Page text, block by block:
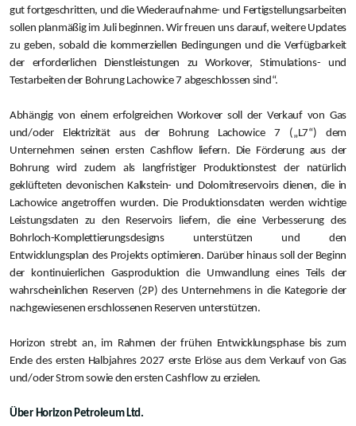
gut fortgeschritten, und die Wiederaufnahme- und Fertigstellungsarbeiten
sollen planmäßig im Juli beginnen. Wir freuen uns darauf, weitere Updates
zu geben, sobald die kommerziellen Bedingungen und die Verfügbarkeit
der erforderlichen Dienstleistungen zu Workover, Stimulations- und
Testarbeiten der Bohrung Lachowice 7 abgeschlossen sind“.
Abhängig von einem erfolgreichen Workover soll der Verkauf von Gas
und/oder Elektrizität aus der Bohrung Lachowice 7 („L7“) dem
Unternehmen seinen ersten Cashflow liefern. Die Förderung aus der
Bohrung wird zudem als langfristiger Produktionstest der natürlich
geklüfteten devonischen Kalkstein- und Dolomitreservoirs dienen, die in
Lachowice angetroffen wurden. Die Produktionsdaten werden wichtige
Leistungsdaten zu den Reservoirs liefern, die eine Verbesserung des
Bohrloch-Komplettierungsdesigns unterstützen und den
Entwicklungsplan des Projekts optimieren. Darüber hinaus soll der Beginn
der kontinuierlichen Gasproduktion die Umwandlung eines Teils der
wahrscheinlichen Reserven (2P) des Unternehmens in die Kategorie der
nachgewiesenen erschlossenen Reserven unterstützen.
Horizon strebt an, im Rahmen der frühen Entwicklungsphase bis zum
Ende des ersten Halbjahres 2027 erste Erlöse aus dem Verkauf von Gas
und/oder Strom sowie den ersten Cashflow zu erzielen.
Über Horizon Petroleum Ltd.